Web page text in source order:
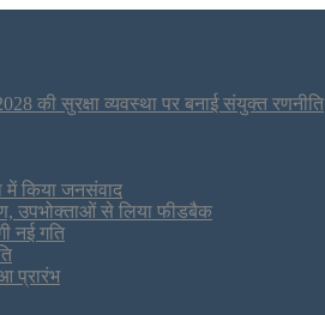
की सुरक्षा व्यवस्था पर बनाई संयुक्त रणनीति
में किया जनसंवाद
उपभोक्ताओं से लिया फीडबैक
नई गति
प्रारंभ